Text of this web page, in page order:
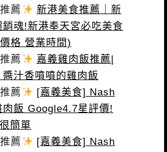
推薦
新港美食推薦｜新
魂!新港奉天宮必吃美食
格 營業時間)
推薦
嘉義雞肉飯推薦|
醬汁香噴噴的雞肉飯
推薦
[嘉義美食] Nash
肉飯 Google4.7星評價!
簡單
推薦
[嘉義美食] Nash